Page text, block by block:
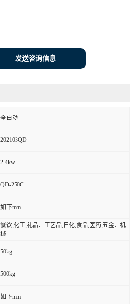
发送咨询信息
全自动
202103QD
2.4kw
QD-250C
如下mm
餐饮,化工,礼品、工艺品,日化,食品,医药,五金、机
械
50kg
500kg
如下mm